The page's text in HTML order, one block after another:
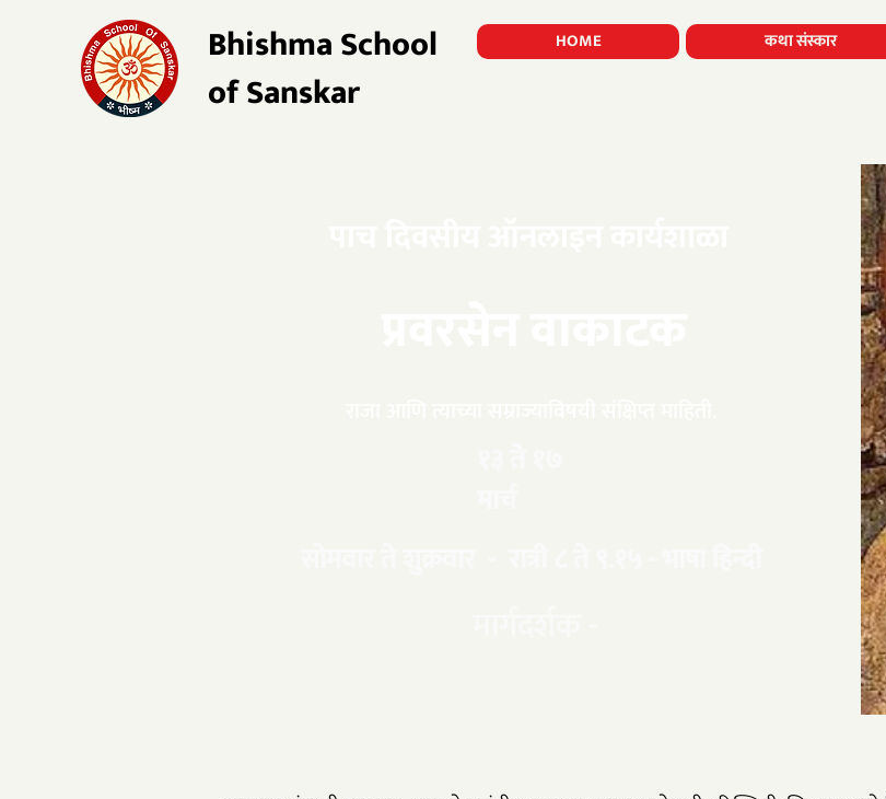
Bhishma School
of Sanskar
HOME कथा संस्कार